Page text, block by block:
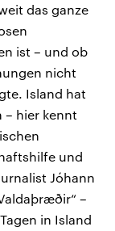
das ganze
ist – und ob
nicht
Island hat
– hier kennt
und
Jóhann
–
in Island